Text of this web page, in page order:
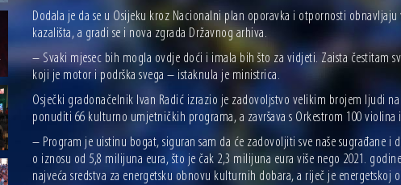
Dodala je da se u Osijeku kroz Nacionalni plan oporavka i otpornosti
kazališta, a gradi se i nova zgrada Državnog arhiva.
– Svaki mjesec bih mogla ovdje doći i imala bih što za vidjeti. Zaista čestitam
koji je motor i podrška svega – istaknula je ministrica.
Osječki gradonačelnik Ivan Radić izrazio je zadovoljstvo velikim brojem ljudi
ponuditi 66 kulturno umjetničkih programa, a završava s Orkestrom 100
– Program je uistinu bogat, siguran sam da će zadovoljiti sve naše sugrađane
o iznosu od 5,8 milijuna eura, što je čak 2,3 milijuna eura više nego 2021.
najveća sredstva za energetsku obnovu kulturnih dobara, a riječ je energetskoj